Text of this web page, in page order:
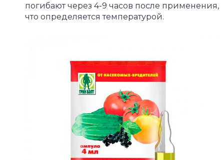
погибают через 4-9 часов после применения,
что определяется температурой.